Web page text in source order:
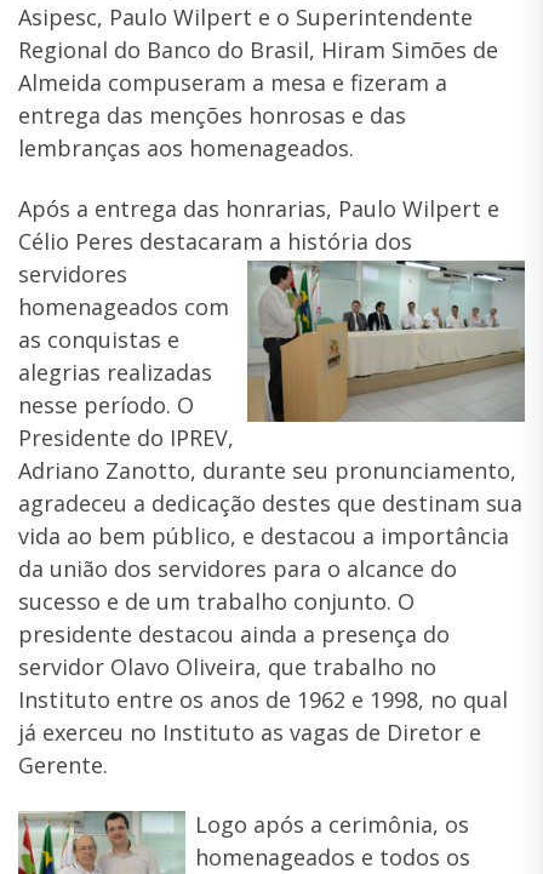
Asipesc, Paulo Wilpert e o Superintendente
Regional do Banco do Brasil, Hiram Simões de
Almeida compuseram a mesa e fizeram a
entrega das menções honrosas e das
lembranças aos homenageados.
Após a entrega das honrarias, Paulo Wilpert e
Célio Peres destacaram a história dos
servidores
homenageados com
as conquistas e
alegrias realizadas
nesse período. O
Presidente do IPREV,
Adriano Zanotto, durante seu pronunciamento,
agradeceu a dedicação destes que destinam sua
vida ao bem público, e destacou a importância
da união dos servidores para o alcance do
sucesso e de um trabalho conjunto. O
presidente destacou ainda a presença do
servidor Olavo Oliveira, que trabalho no
Instituto entre os anos de 1962 e 1998, no qual
já exerceu no Instituto as vagas de Diretor e
Gerente.
Logo após a cerimônia, os
homenageados e todos os